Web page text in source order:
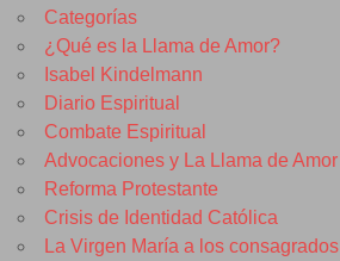
Categorías
¿Qué es la Llama de Amor?
Isabel Kindelmann
Diario Espiritual
Combate Espiritual
Advocaciones y La Llama de Amor
Reforma Protestante
Crisis de Identidad Católica
La Virgen María a los consagrados